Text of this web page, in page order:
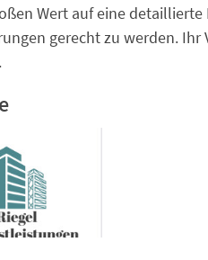
Wert auf eine
gerecht zu werden.